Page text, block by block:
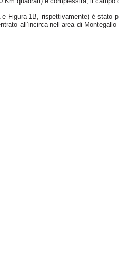
Figura 1B, rispettivamente) è
all’incirca nell’area di